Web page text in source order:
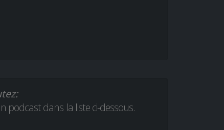
podcast dans la liste ci-dessous.